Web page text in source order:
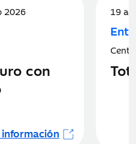
2026
con
información
19